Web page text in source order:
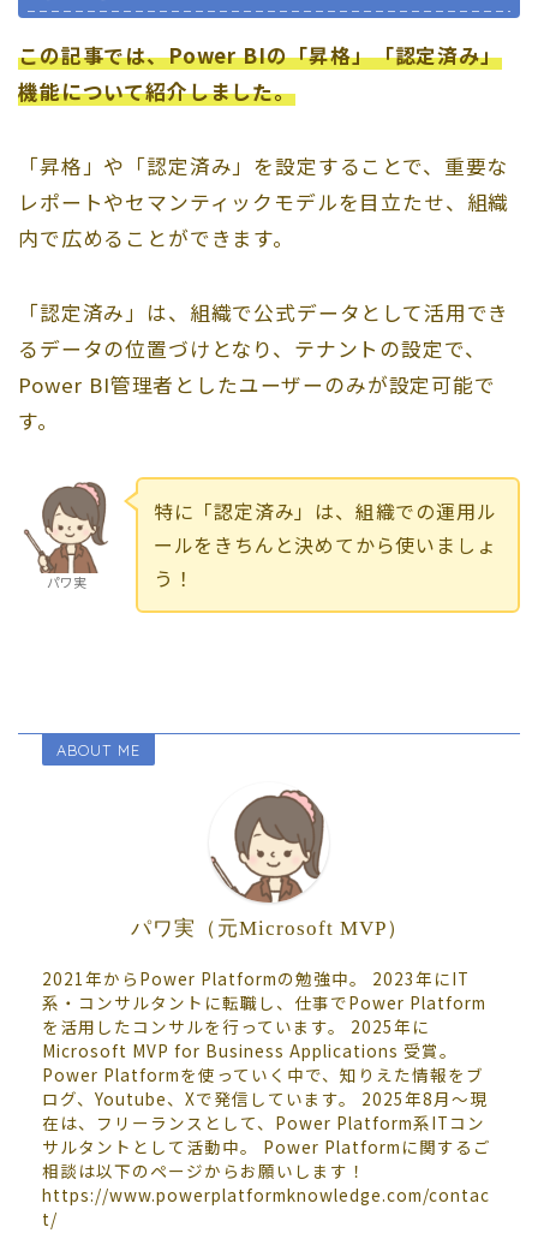
この記事では、Power BIの「昇格」「認定済み」
機能について紹介しました。
「昇格」や「認定済み」を設定することで、重要な
レポートやセマンティックモデルを目立たせ、組織
内で広めることができます。
「認定済み」は、組織で公式データとして活用でき
るデータの位置づけとなり、テナントの設定で、
Power BI管理者としたユーザーのみが設定可能で
す。
パワ実
特に「認定済み」は、組織での運用ル
ールをきちんと決めてから使いましょ
う！
ABOUT ME
パワ実（元Microsoft MVP）
2021年からPower Platformの勉強中。 2023年にIT
系・コンサルタントに転職し、仕事でPower Platform
を活用したコンサルを行っています。 2025年に
Microsoft MVP for Business Applications 受賞。
Power Platformを使っていく中で、知りえた情報をブ
ログ、Youtube、Xで発信しています。 2025年8月～現
在は、フリーランスとして、Power Platform系ITコン
サルタントとして活動中。 Power Platformに関するご
相談は以下のページからお願いします！
https://www.powerplatformknowledge.com/contac
t/